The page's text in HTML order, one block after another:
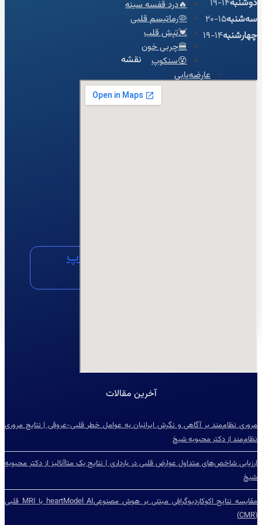
🔥درد قفسه سینه
🦠رماتیسم قلبی
💓تپش قلب
🍔چربی خون
😵سنکوپ
عارضه‌یابی
واتساپ
دوشنبه14-19
سه‌شنبه15-20
چهارشنبه14-19
نقشه
آخرین مقالات
مروری نظام‌مند بر آگاهی و نگرش ایرانیان به عوامل خطر قلبی-عروقی | نتایج مروری
نظام‌مند از دکتر محبوبه شیخ
ارزیابی شاخص‌‌های متداول عوارض قلبی در بارداری | نتایج یک متاآنالیز از دکتر محبوبه
شیخ
مقایسه نتایج اکوکاردیوگرافی مبتنی بر هوش مصنوعیheartModel AI با MRI قلبی
(CMR)